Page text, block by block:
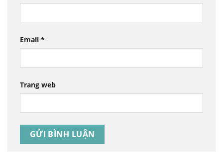
Email *
Trang web